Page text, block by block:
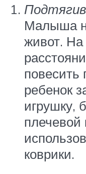
Малыша
живот.
повесить
ребенок
игрушку,
коврики.